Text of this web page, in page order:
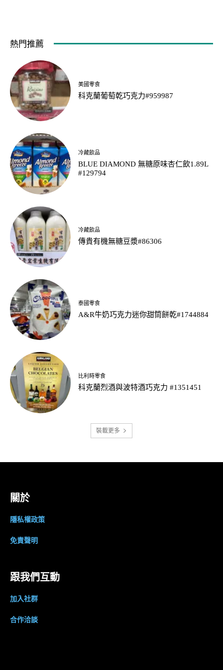
熱門推薦
美國零食
科克蘭葡萄乾巧克力#959987
冷藏飲品
BLUE DIAMOND 無糖原味杏仁飲1.89L
#129794
冷藏飲品
傳貴有機無糖豆漿#86306
泰國零食
A&R牛奶巧克力迷你甜筒餅乾#1744884
比利時零食
科克蘭烈酒與波特酒巧克力 #1351451
裝載更多
關於
隱私權政策
免責聲明
跟我們互動
加入社群
合作洽談